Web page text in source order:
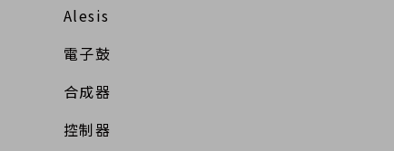
Alesis
電子鼓
合成器
控制器